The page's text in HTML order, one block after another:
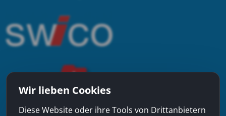
Wir lieben Cookies
Diese Website oder ihre Tools von Drittanbietern